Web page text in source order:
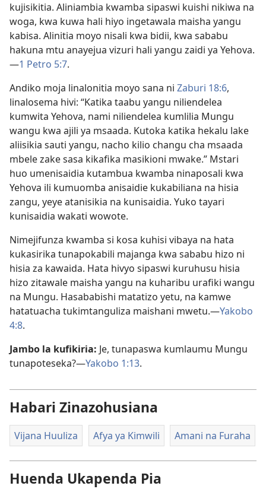
kujisikitia. Aliniambia kwamba sipaswi kuishi nikiwa na
woga, kwa kuwa hali hiyo ingetawala maisha yangu
kabisa. Alinitia moyo nisali kwa bidii, kwa sababu
hakuna mtu anayejua vizuri hali yangu zaidi ya Yehova.​
—1 Petro 5:7.
Andiko moja linalonitia moyo sana ni Zaburi 18:6,
linalosema hivi: “Katika taabu yangu niliendelea
kumwita Yehova, nami niliendelea kumlilia Mungu
wangu kwa ajili ya msaada. Kutoka katika hekalu lake
aliisikia sauti yangu, nacho kilio changu cha msaada
mbele zake sasa kikafika masikioni mwake.” Mstari
huo umenisaidia kutambua kwamba ninaposali kwa
Yehova ili kumuomba anisaidie kukabiliana na hisia
zangu, yeye atanisikia na kunisaidia. Yuko tayari
kunisaidia wakati wowote.
Nimejifunza kwamba si kosa kuhisi vibaya na hata
kukasirika tunapokabili majanga kwa sababu hizo ni
hisia za kawaida. Hata hivyo sipaswi kuruhusu hisia
hizo zitawale maisha yangu na kuharibu urafiki wangu
na Mungu. Hasababishi matatizo yetu, na kamwe
hatatuacha tukimtanguliza maishani mwetu.​—Yakobo
4:8.
Jambo la kufikiria: Je, tunapaswa kumlaumu Mungu
tunapoteseka?​—Yakobo 1:​13.
Habari Zinazohusiana
Vijana Huuliza Afya ya Kimwili Amani na Furaha
Huenda Ukapenda Pia